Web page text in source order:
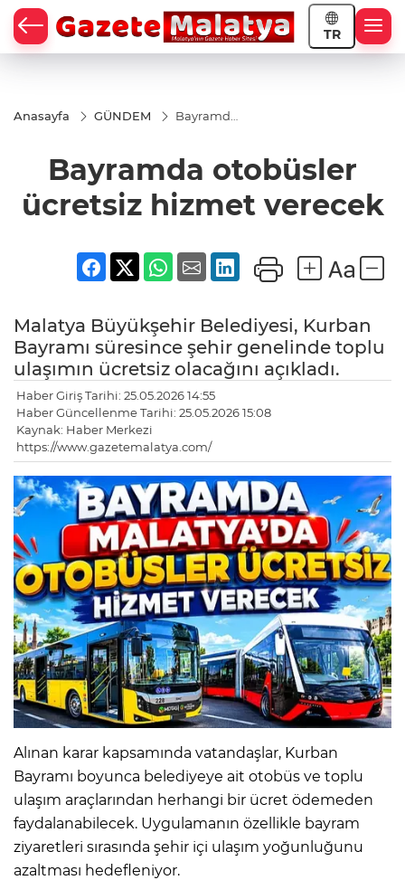
TR
Anasayfa GÜNDEM
Bayramda
hizmet
verecek
Bayramda otobüsler
ücretsiz hizmet verecek
Malatya Büyükşehir Belediyesi, Kurban
Bayramı süresince şehir genelinde toplu
ulaşımın ücretsiz olacağını açıkladı.
Haber Giriş Tarihi: 25.05.2026 14:55
Haber Güncellenme Tarihi: 25.05.2026 15:08
Kaynak: Haber Merkezi
https://www.gazetemalatya.com/
Alınan karar kapsamında vatandaşlar, Kurban
Bayramı boyunca belediyeye ait otobüs ve toplu
ulaşım araçlarından herhangi bir ücret ödemeden
faydalanabilecek. Uygulamanın özellikle bayram
ziyaretleri sırasında şehir içi ulaşım yoğunluğunu
azaltması hedefleniyor.